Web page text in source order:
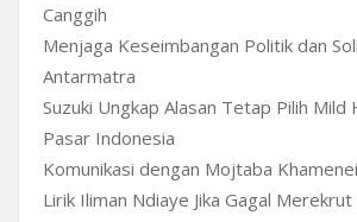
Canggih
Menjaga Keseimbangan Politik dan
Antarmatra
Suzuki Ungkap Alasan Tetap Pilih Mild
Pasar Indonesia
Komunikasi dengan Mojtaba
Lirik Iliman Ndiaye Jika Gagal Merekrut